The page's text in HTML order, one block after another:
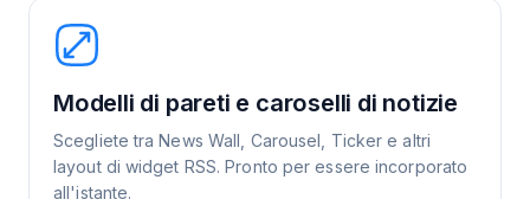
Modelli di pareti e caroselli di notizie
Scegliete tra News Wall, Carousel, Ticker e altri
layout di widget RSS. Pronto per essere incorporato
all'istante.